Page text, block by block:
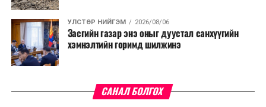
УЛСТӨР НИЙГЭМ 2026/08/06
Засгийн газар энэ оныг дуустал санхүүгийн
хэмнэлтийн горимд шилжинэ
САНАЛ БОЛГОХ